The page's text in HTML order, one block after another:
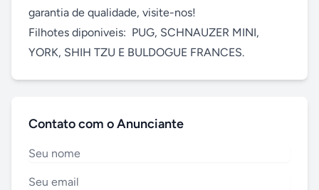
garantia de qualidade, visite-nos!
Filhotes diponiveis:  PUG, SCHNAUZER MINI,
YORK, SHIH TZU E BULDOGUE FRANCES.
Contato com o Anunciante